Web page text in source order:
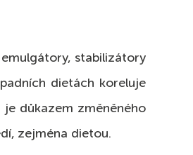
stabilizátory
dietách koreluje
důkazem změněného
zejména dietou.